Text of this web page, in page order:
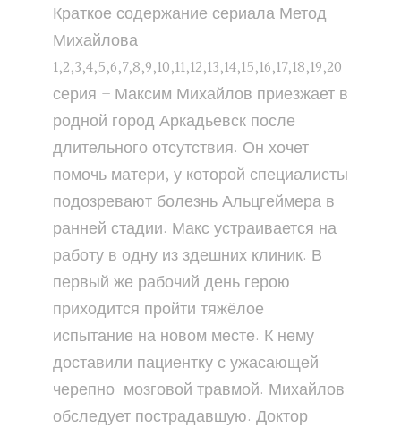
Краткое содержание сериала Метод
Михайлова
1,2,3,4,5,6,7,8,9,10,11,12,13,14,15,16,17,18,19,20
серия – Максим Михайлов приезжает в
родной город Аркадьевск после
длительного отсутствия. Он хочет
помочь матери, у которой специалисты
подозревают болезнь Альцгеймера в
ранней стадии. Макс устраивается на
работу в одну из здешних клиник. В
первый же рабочий день герою
приходится пройти тяжёлое
испытание на новом месте. К нему
доставили пациентку с ужасающей
черепно-мозговой травмой. Михайлов
обследует пострадавшую. Доктор